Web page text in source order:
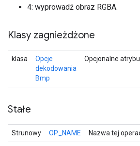
4: wyprowadź obraz RGBA.
Klasy zagnieżdżone
klasa
Opcje
dekodowania
Bmp
Opcjonalne
Stałe
Strunowy OP_NAME Nazwa tej